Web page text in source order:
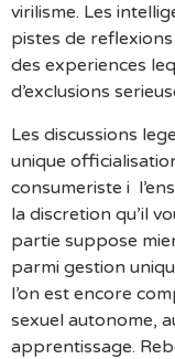
virilisme. Les
pistes de reflexions
des experiences
d’exclusions
Les discussions
unique
consumeriste i
la discretion qu’il
partie suppose
parmi gestion
l’on est encore
sexuel autonome,
apprentissage.